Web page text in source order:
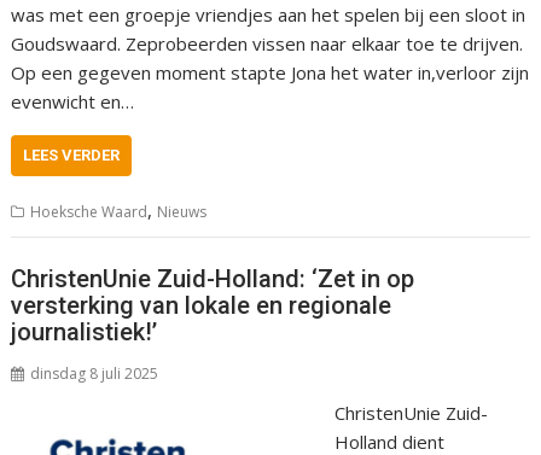
was met een groepje vriendjes aan het spelen bij een sloot in
Goudswaard. Zeprobeerden vissen naar elkaar toe te drijven.
Op een gegeven moment stapte Jona het water in,verloor zijn
evenwicht en…
LEES VERDER
Hoeksche Waard, Nieuws
ChristenUnie Zuid-Holland: ‘Zet in op
versterking van lokale en regionale
journalistiek!’
dinsdag 8 juli 2025
ChristenUnie Zuid-
Holland dient